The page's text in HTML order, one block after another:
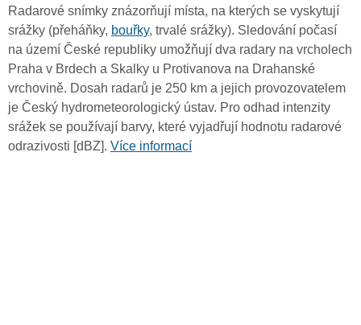
Radarové snímky znázorňují místa, na kterých se vyskytují
srážky (přeháňky, bouřky, trvalé srážky). Sledování počasí
na území České republiky umožňují dva radary na vrcholech
Praha v Brdech a Skalky u Protivanova na Drahanské
vrchovině. Dosah radarů je 250 km a jejich provozovatelem
je Český hydrometeorologický ústav. Pro odhad intenzity
srážek se používají barvy, které vyjadřují hodnotu radarové
odrazivosti [dBZ]. Více informací